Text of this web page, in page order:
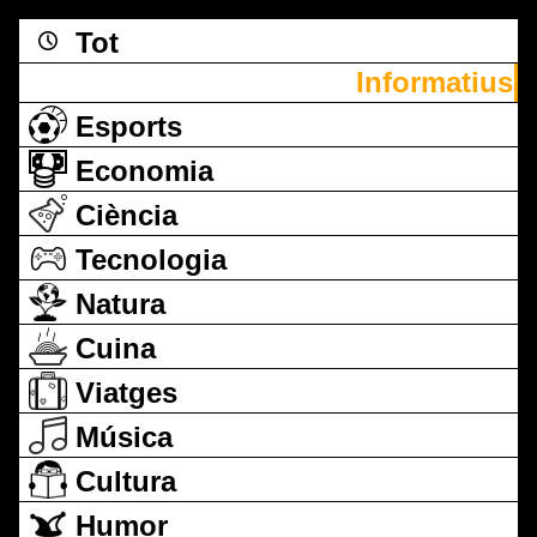
Tot
Informatius
Esports
Economia
Ciència
Tecnologia
Natura
Cuina
Viatges
Música
Cultura
Humor